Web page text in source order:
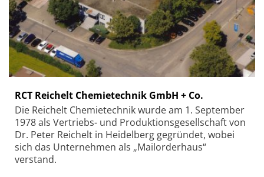
RCT Reichelt Chemietechnik GmbH + Co.
Die Reichelt Chemietechnik wurde am 1. September
1978 als Vertriebs- und Produktionsgesellschaft von
Dr. Peter Reichelt in Heidelberg gegründet, wobei
sich das Unternehmen als „Mailorderhaus“
verstand.